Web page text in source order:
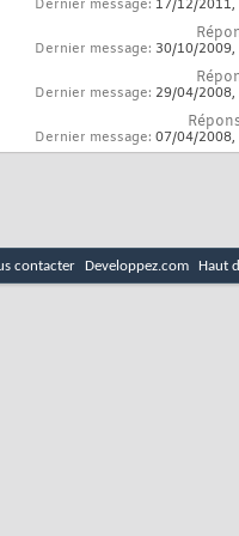
Dernier message: 17/12/2011,
Dernier message: 30/10/2009,
Dernier message: 29/04/2008,
Dernier message: 07/04/2008,
contacter Developpez.com Haut